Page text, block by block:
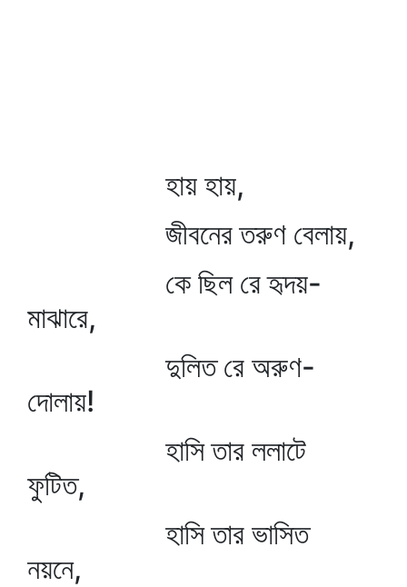
হায় হায়,
জীবনের তরুণ বেলায়,
কে ছিল রে হৃদয়-
মাঝারে,
দুলিত রে অরুণ-
দোলায়!
হাসি তার ললাটে
ফুটিত,
হাসি তার ভাসিত
নয়নে,